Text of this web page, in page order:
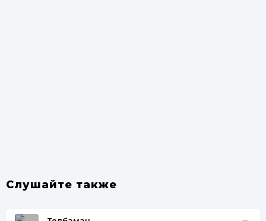
Слушайте также